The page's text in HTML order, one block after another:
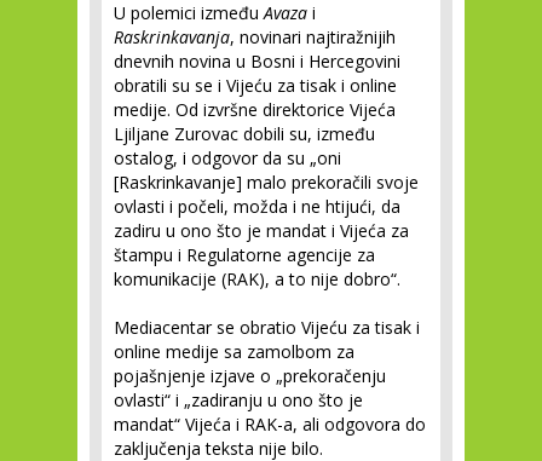
U polemici izmeđuAvaza i
Raskrinkavanja, novinari najtiražnijih
dnevnih novina u Bosni i Hercegovini
obratili su se i Vijeću za tisak i online
medije. Od izvršne direktorice Vijeća
Ljiljane Zurovac dobili su, između
ostalog, i odgovor da su „oni
[Raskrinkavanje] malo prekoračili svoje
ovlasti i počeli, možda i ne htijući, da
zadiru u ono što je mandat i Vijeća za
štampu i Regulatorne agencije za
komunikacije (RAK), a to nije dobro“.
Mediacentar se obratio Vijeću za tisak i
online medije sa zamolbom za
pojašnjenje izjave o „prekoračenju
ovlasti“ i „zadiranju u ono što je
mandat“ Vijeća i RAK-a, ali odgovora do
zaključenja teksta nije bilo.